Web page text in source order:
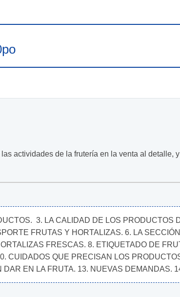
actividades de la frutería en la venta al detalle,
3. LA CALIDAD DE LOS PRODUCTOS
FRUTAS Y HORTALIZAS. 6. LA
FRESCAS. 8. ETIQUETADO DE
CUIDADOS QUE PRECISAN LOS
EN LA FRUTA. 13. NUEVAS DEMANDAS.